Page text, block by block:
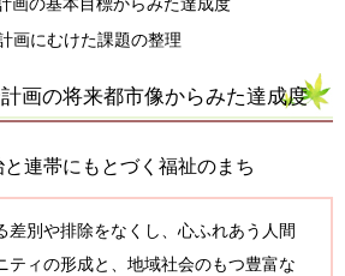
画にむけた課題の整理
画の将来都市像からみた達成度
連帯にもとづく福祉のまち
差別や排除をなくし、心ふれあう人間
ティの形成と、地域社会のもつ豊富な